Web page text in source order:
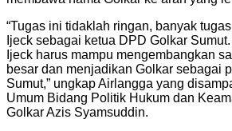
“Tugas ini tidaklah ringan, banyak
Ijeck sebagai ketua DPD Golkar
Ijeck harus mampu mengembangkan
besar dan menjadikan Golkar sebagai
Sumut,” ungkap Airlangga yang
Umum Bidang Politik Hukum dan
Golkar Azis Syamsuddin.